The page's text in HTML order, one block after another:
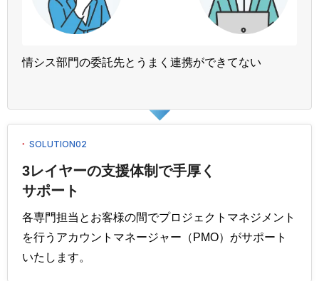
情シス部門の委託先とうまく連携ができてない
SOLUTION02
3レイヤーの支援体制で手厚く
サポート
各専門担当とお客様の間でプロジェクトマネジメント
を行うアカウントマネージャー（PMO）がサポート
いたします。